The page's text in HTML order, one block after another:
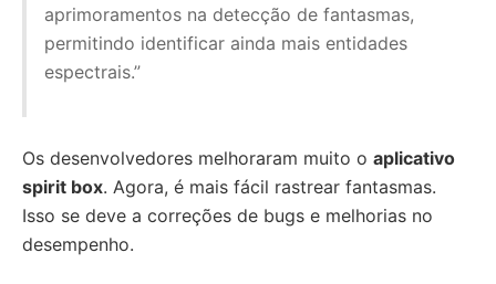
aprimoramentos na detecção de fantasmas,
permitindo identificar ainda mais entidades
espectrais.”
Os desenvolvedores melhoraram muito o aplicativo
spirit box. Agora, é mais fácil rastrear fantasmas.
Isso se deve a correções de bugs e melhorias no
desempenho.